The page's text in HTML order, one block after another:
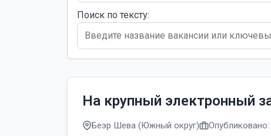
Поиск по тексту:
На крупный электронный
Беэр Шева (Южный округ)